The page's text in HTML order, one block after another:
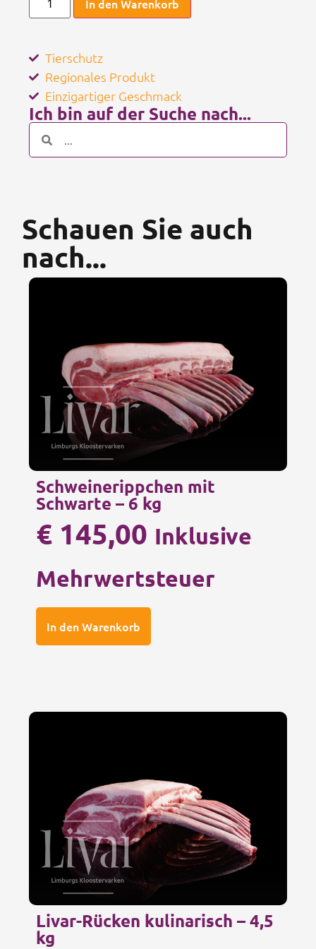
In den Warenkorb
Tierschutz
Regionales Produkt
Einzigartiger Geschmack
Ich bin auf der Suche nach...
Schauen Sie auch
nach...
Schweinerippchen mit
Schwarte – 6 kg
€ 145,00 Inklusive
Mehrwertsteuer
In den Warenkorb
Livar-Rücken kulinarisch – 4,5
kg